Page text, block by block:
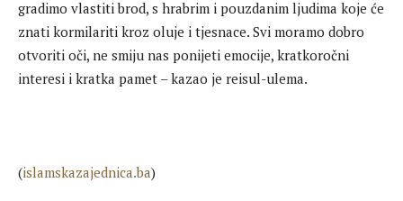
gradimo vlastiti brod, s hrabrim i pouzdanim ljudima koje će
znati kormilariti kroz oluje i tjesnace. Svi moramo dobro
otvoriti oči, ne smiju nas ponijeti emocije, kratkoročni
interesi i kratka pamet – kazao je reisul-ulema.
(islamskazajednica.ba)